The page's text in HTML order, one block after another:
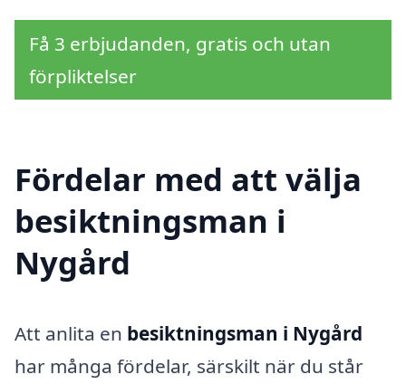
Få 3 erbjudanden, gratis och utan
förpliktelser
Fördelar med att välja
besiktningsman i
Nygård
Att anlita en besiktningsman i Nygård
har många fördelar, särskilt när du står